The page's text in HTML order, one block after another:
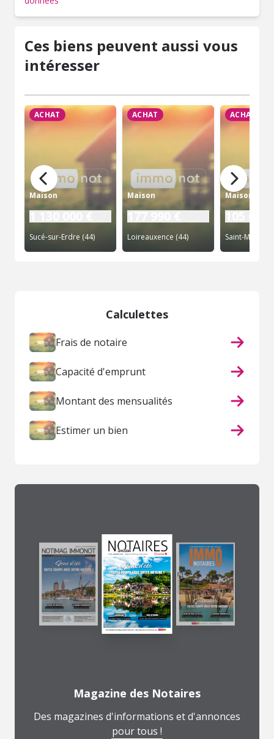
Ces biens peuvent aussi vous
intéresser
ACHAT
Maison
1 130 000 €
Sucé-sur-Erdre (44)
ACHAT
Maison
177 990 €
Loireauxence (44)
ACHAT
Maison
105 000
Calculettes
Frais de notaire
Capacité d'emprunt
Montant des mensualités
Estimer un bien
Magazine des Notaires
Des magazines d'informations et d'annonces
pour tous !